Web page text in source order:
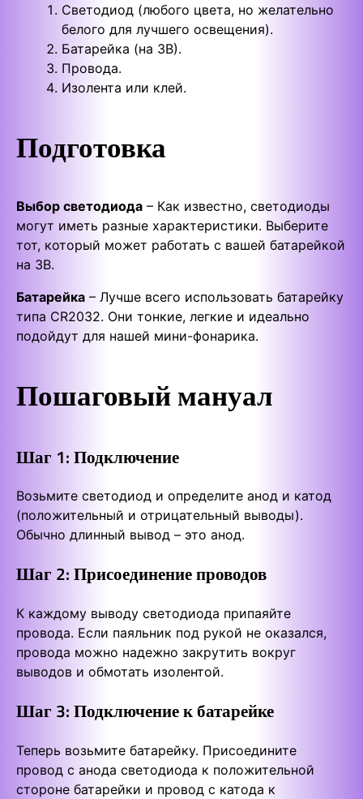
Светодиод (любого цвета, но желательно
белого для лучшего освещения).
Батарейка (на 3В).
Провода.
Изолента или клей.
Подготовка
Выбор светодиода – Как известно, светодиоды
могут иметь разные характеристики. Выберите
тот, который может работать с вашей батарейкой
на 3В.
Батарейка – Лучше всего использовать батарейку
типа CR2032. Они тонкие, легкие и идеально
подойдут для нашей мини-фонарика.
Пошаговый мануал
Шаг 1: Подключение
Возьмите светодиод и определите анод и катод
(положительный и отрицательный выводы).
Обычно длинный вывод – это анод.
Шаг 2: Присоединение проводов
К каждому выводу светодиода припаяйте
провода. Если паяльник под рукой не оказался,
провода можно надежно закрутить вокруг
выводов и обмотать изолентой.
Шаг 3: Подключение к батарейке
Теперь возьмите батарейку. Присоедините
провод с анода светодиода к положительной
стороне батарейки и провод с катода к